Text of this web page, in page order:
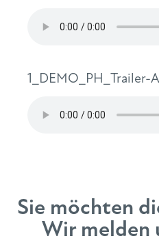
1_DEMO_PH_Trailer-
Sie möchten
Wir melden